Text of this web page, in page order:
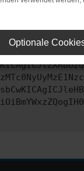
Wir werden
Optionale